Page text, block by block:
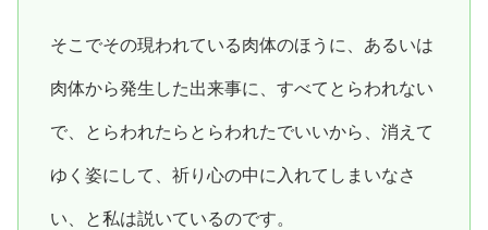
そこでその現われている肉体のほうに、あるいは
肉体から発生した出来事に、すべてとらわれない
で、とらわれたらとらわれたでいいから、消えて
ゆく姿にして、祈り心の中に入れてしまいなさ
い、と私は説いているのです。